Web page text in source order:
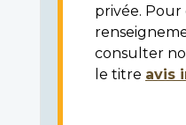
privée. Pour
consulter
le titre avis